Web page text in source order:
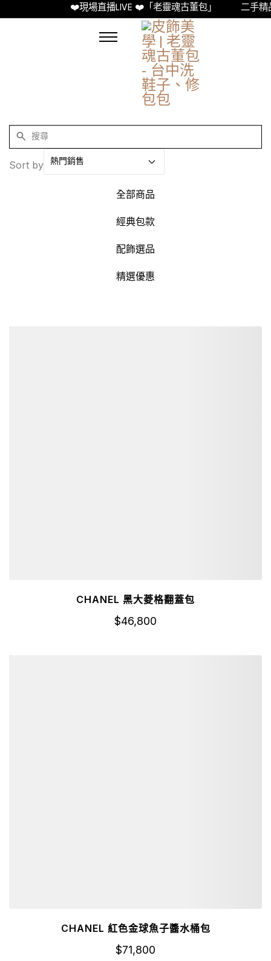
❤️現場直播LIVE ❤️「老靈魂古董包」 二手精品
Sort by
全部商品
經典包款
配飾選品
精選優惠
CHANEL 黑大菱格翻蓋包
$46,800
CHANEL 紅色金球魚子醬水桶包
$71,800